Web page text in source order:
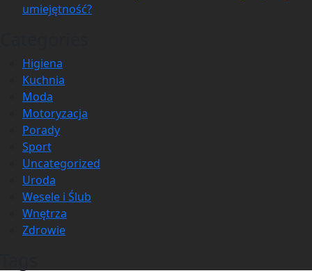
umiejętność?
Higiena
Kuchnia
Moda
Motoryzacja
Porady
Sport
Uncategorized
Uroda
Wesele i Ślub
Wnętrza
Zdrowie